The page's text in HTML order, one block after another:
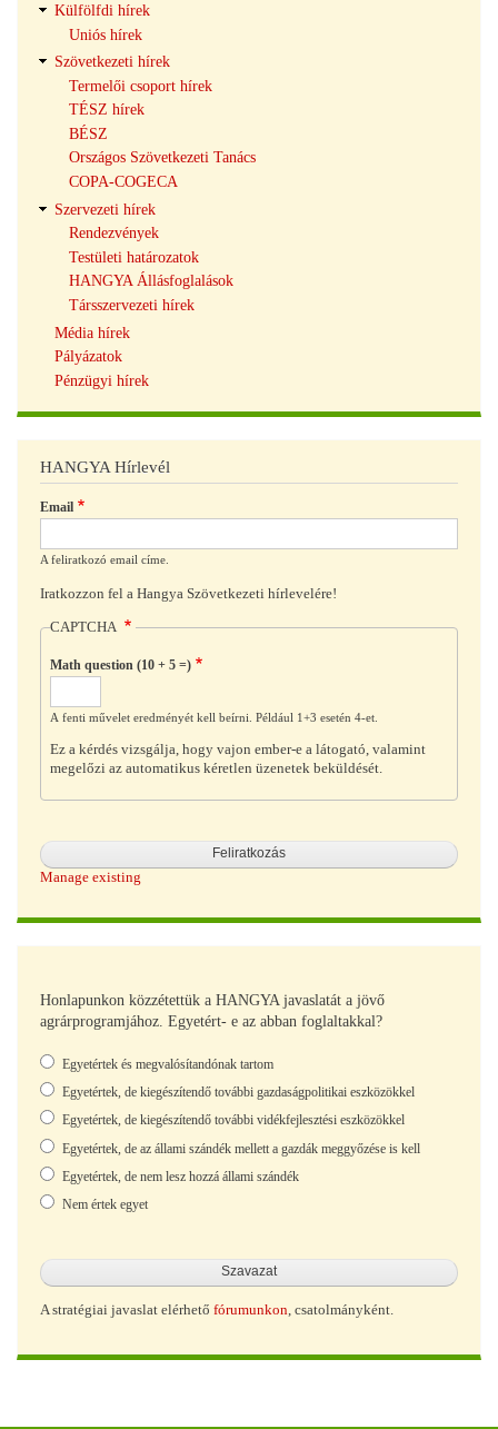
Külfölfdi hírek
Uniós hírek
Szövetkezeti hírek
Termelői csoport hírek
TÉSZ hírek
BÉSZ
Országos Szövetkezeti Tanács
COPA-COGECA
Szervezeti hírek
Rendezvények
Testületi határozatok
HANGYA Állásfoglalások
Társszervezeti hírek
Média hírek
Pályázatok
Pénzügyi hírek
HANGYA Hírlevél
Email
A feliratkozó email címe.
Iratkozzon fel a Hangya Szövetkezeti hírlevelére!
CAPTCHA
Math question (10 + 5 =)
A fenti művelet eredményét kell beírni. Például 1+3 esetén 4-et.
Ez a kérdés vizsgálja, hogy vajon ember-e a látogató, valamint
megelőzi az automatikus kéretlen üzenetek beküldését.
Manage existing
Honlapunkon közzétettük a HANGYA javaslatát a jövő
agrárprogramjához. Egyetért- e az abban foglaltakkal?
Választások
Egyetértek és megvalósítandónak tartom
Egyetértek, de kiegészítendő további gazdaságpolitikai eszközökkel
Egyetértek, de kiegészítendő további vidékfejlesztési eszközökkel
Egyetértek, de az állami szándék mellett a gazdák meggyőzése is kell
Egyetértek, de nem lesz hozzá állami szándék
Nem értek egyet
A stratégiai javaslat elérhető fórumunkon, csatolmányként.